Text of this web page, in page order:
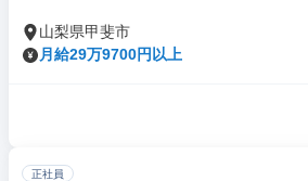
山梨県甲斐市
月給29万9700円以上
正社員